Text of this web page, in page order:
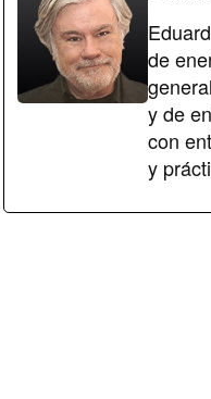
de
y de
con
y